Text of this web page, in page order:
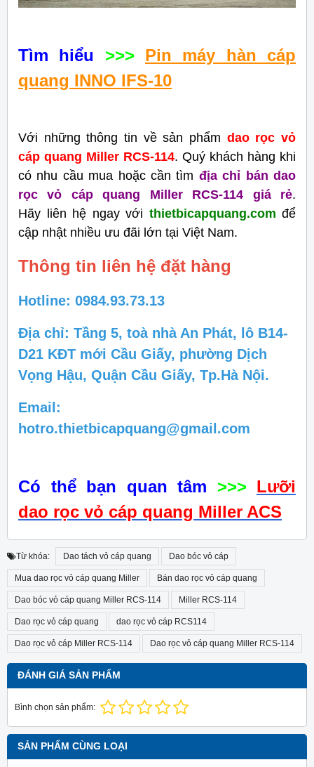
Tìm hiểu >>> Pin máy hàn cáp
quang INNO IFS-10
Với những thông tin về sản phẩm dao rọc vỏ
cáp quang Miller RCS-114. Quý khách hàng khi
có nhu cầu mua hoặc cần tìm địa chỉ bán dao
rọc vỏ cáp quang Miller RCS-114 giá rẻ.
Hãy liên hệ ngay với thietbicapquang.com để
cập nhật nhiều ưu đãi lớn tại Việt Nam.
Thông tin liên hệ đặt hàng
Hotline: 0984.93.73.13
Địa chỉ: Tầng 5, toà nhà An Phát, lô B14-
D21 KĐT mới Cầu Giấy, phường Dịch
Vọng Hậu, Quận Cầu Giấy, Tp.Hà Nội.
Email:
hotro.thietbicapquang@gmail.com
Có thể bạn quan tâm >>> Lưỡi
dao rọc vỏ cáp quang Miller ACS
Từ khóa: Dao tách vỏ cáp quang Dao bóc vỏ cáp
Mua dao rọc vỏ cáp quang Miller Bán dao rọc vỏ cáp quang
Dao bóc vỏ cáp quang Miller RCS-114 Miller RCS-114
Dao rọc vỏ cáp quang dao rọc vỏ cáp RCS114
Dao rọc vỏ cáp Miller RCS-114 Dao rọc vỏ cáp quang Miller RCS-114
ĐÁNH GIÁ SẢN PHẨM
Bình chọn sản phẩm:
SẢN PHẨM CÙNG LOẠI